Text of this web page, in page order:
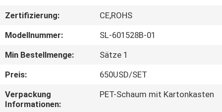
FABRIK-
AUSFLUG
QUALITÄTSKONTROLLE
TRETEN
Zertifizierung:
CE,ROHS
Modellnummer:
SL-601528B-01
Min Bestellmenge:
Sätze 1
Preis:
650USD/SET
Verpackung
Informationen:
PET-Schaum mit Kartonkasten